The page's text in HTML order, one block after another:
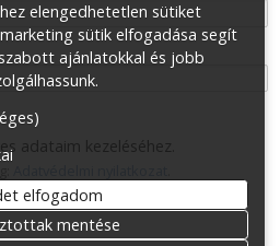
adataim kezeléséhez.
elengedhetetlen sütiket
sütik elfogadása segít
ajánlatokkal és jobb
elfogadom
mentése